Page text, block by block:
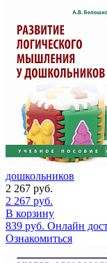
дошкольников
2 267 руб.
2 267 руб.
В корзину
839 руб. Онлайн
Ознакомиться